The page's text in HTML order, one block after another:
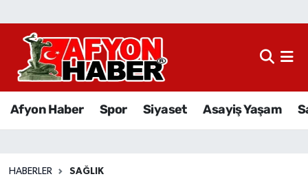
Afyon Haber Spor Siyaset Asayiş Yaşam
HABERLER SAĞLIK
Afyon Haber